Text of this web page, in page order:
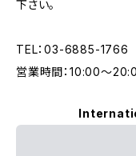
下さい。
TEL：03-6885-1766
営業時間：10:00〜